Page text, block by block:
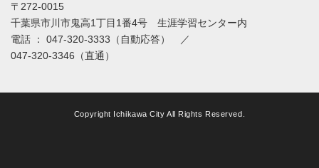
〒272-0015
千葉県市川市鬼高1丁目1番4号 生涯学習センター内
電話 ： 047-320-3333（自動応答） ／
047-320-3346（直通）
Copyright Ichikawa City All Rights Reserved.